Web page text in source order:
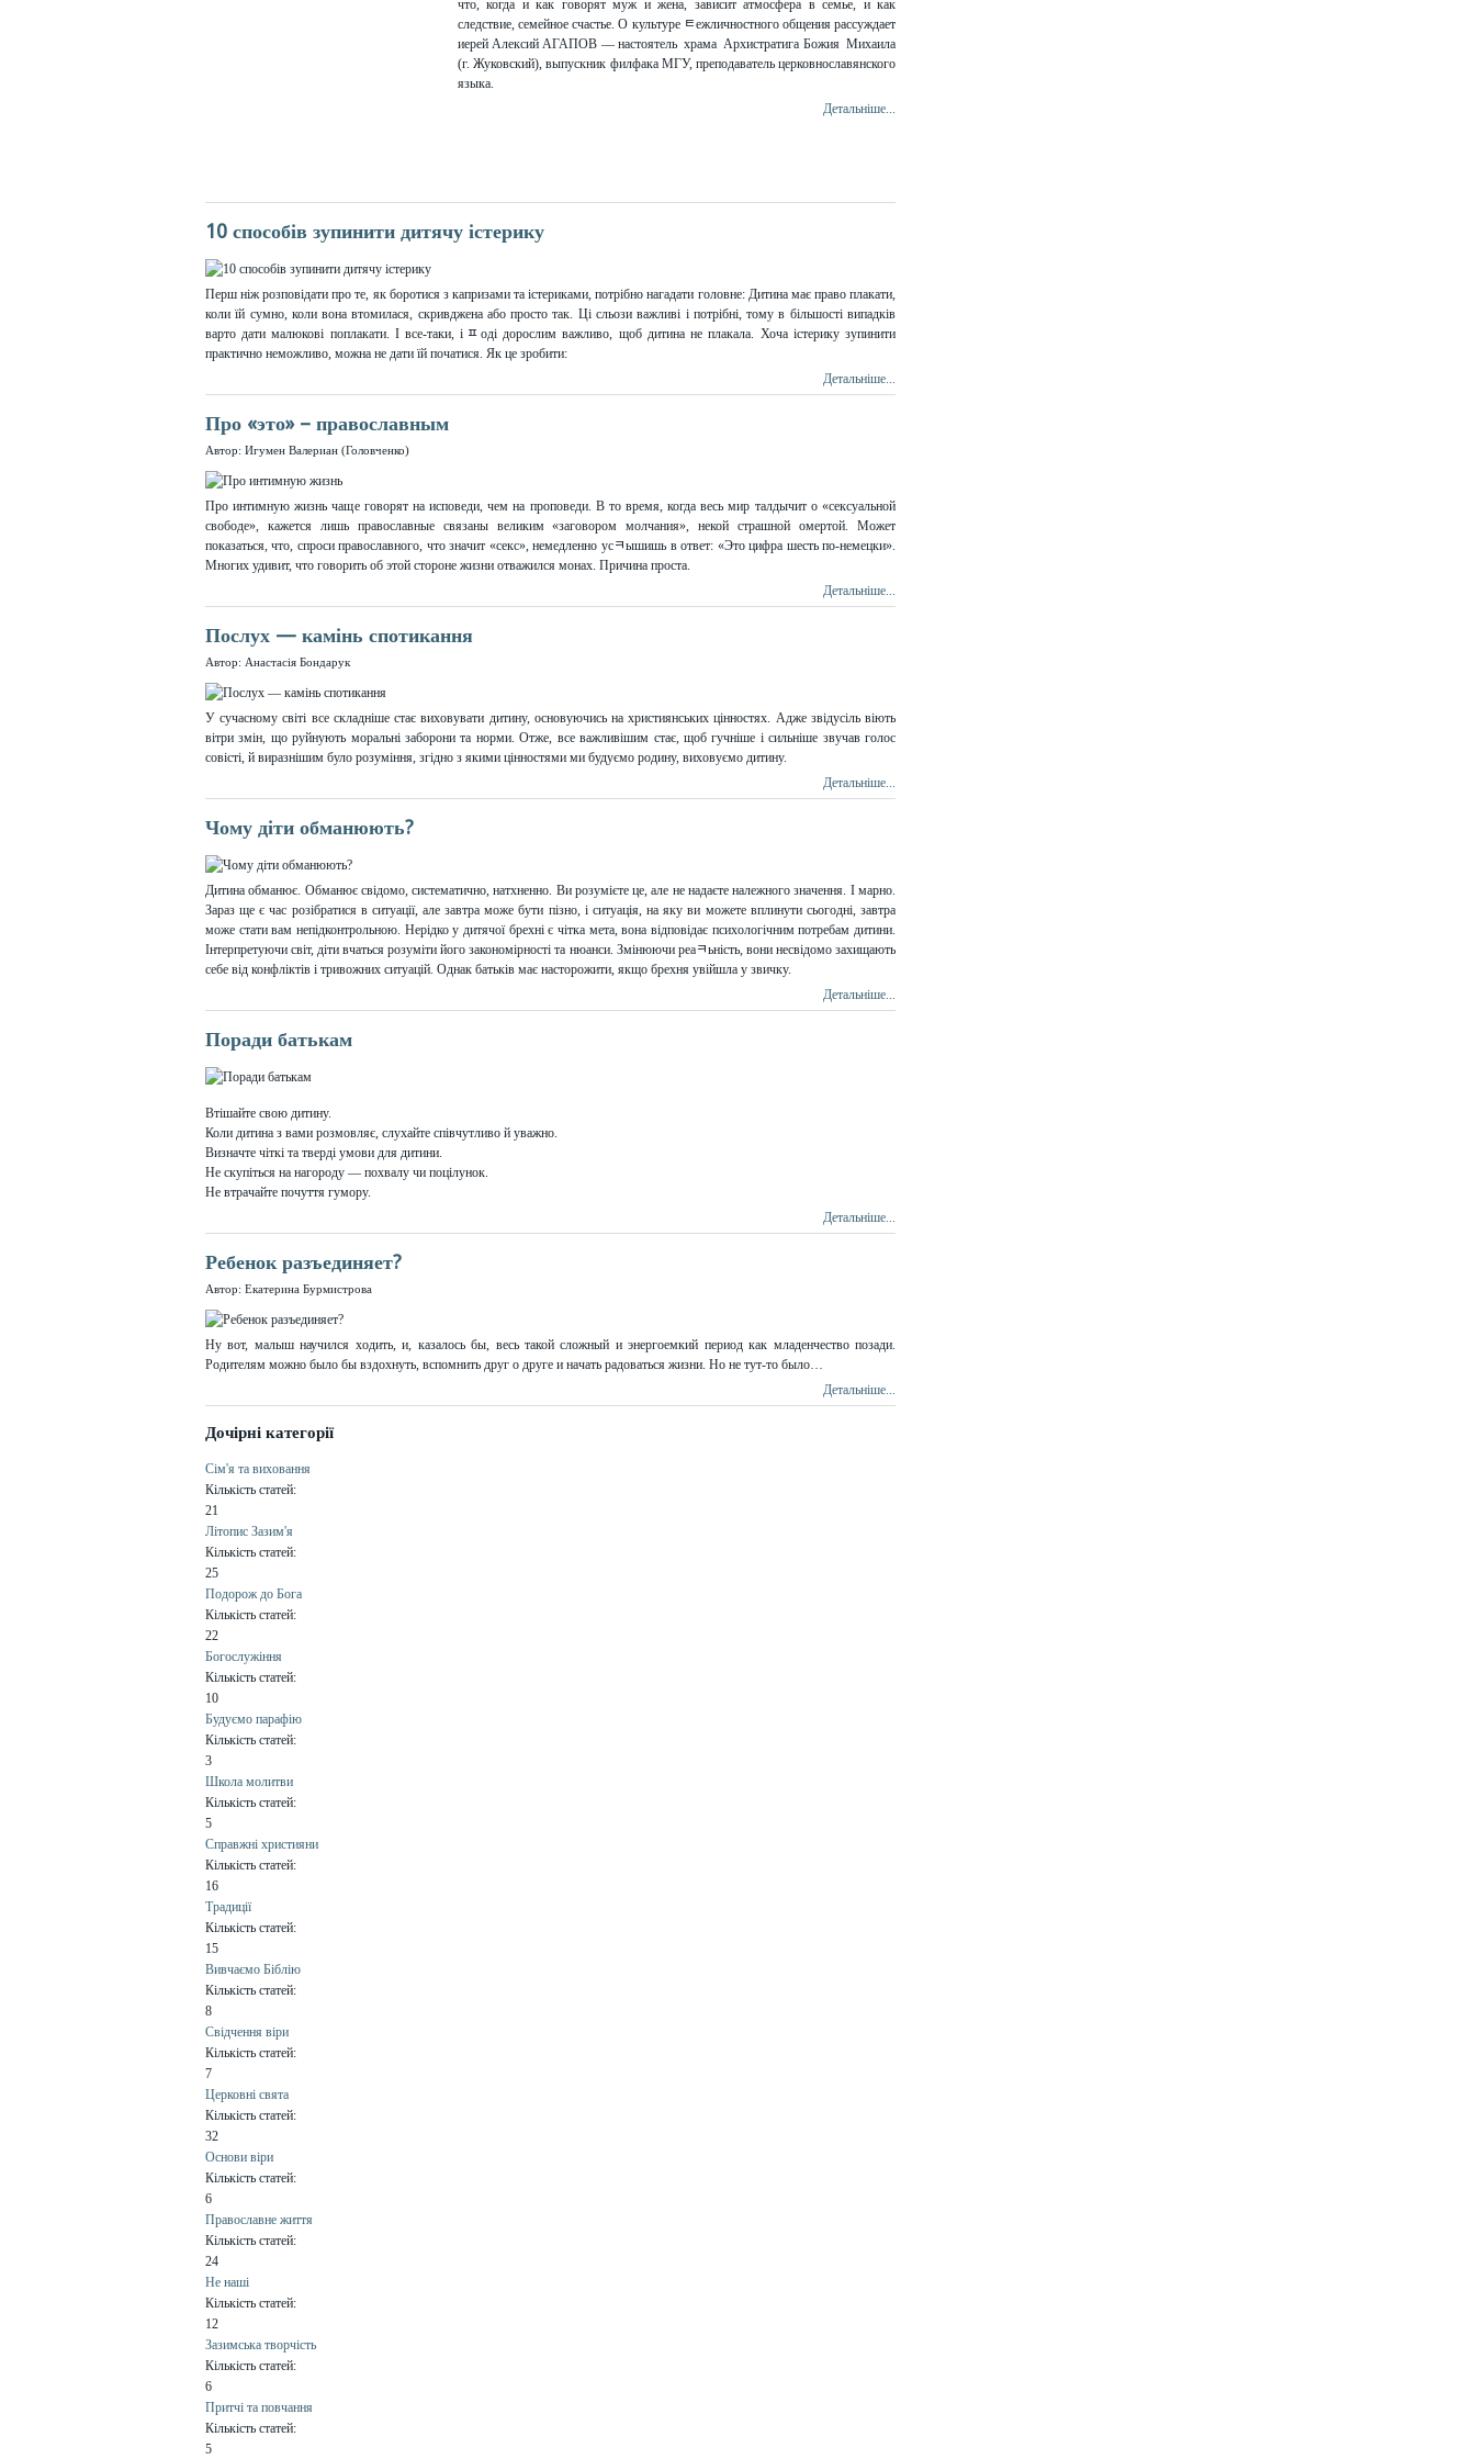
что, когда и как говорят муж и жена, зависит атмосфера в семье, и как
следствие, семейное счастье. О культуре ﾼежличностного общения рассуждает
иерей Алексий АГАПОВ — настоятель храма Архистратига Божия Михаила
(г. Жуковский), выпускник филфака МГУ, преподаватель церковнославянского
языка.
Детальніше...
10 способів зупинити дитячу істерику
Перш ніж розповідати про те, як боротися з капризами та істериками, потрібно нагадати головне: Дитина має право плакати,
коли їй сумно, коли вона втомилася, скривджена або просто так. Ці сльози важливі і потрібні, тому в більшості випадків
варто дати малюкові поплакати. І все-таки, іﾽоді дорослим важливо, щоб дитина не плакала. Хоча істерику зупинити
практично неможливо, можна не дати їй початися. Як це зробити:
Детальніше...
Про «это» – православным
Автор: Игумен Валериан (Головченко)
Про интимную жизнь чаще говорят на исповеди, чем на проповеди. В то время, когда весь мир талдычит о «сексуальной
свободе», кажется лишь православные связаны великим «заговором молчания», некой страшной омертой. Может
показаться, что, спроси православного, что значит «секс», немедленно усﾻышишь в ответ: «Это цифра шесть по-немецки».
Многих удивит, что говорить об этой стороне жизни отважился монах. Причина проста.
Детальніше...
Послух — камінь спотикання
Автор: Анастасія Бондарук
У сучасному світі все складніше стає виховувати дитину, основуючись на християнських цінностях. Адже звідусіль віють
вітри змін, що руйнують моральні заборони та норми. Отже, все важливішим стає, щоб гучніше і сильніше звучав голос
совісті, й виразнішим було розуміння, згідно з якими цінностями ми будуємо родину, виховуємо дитину.
Детальніше...
Чому діти обманюють?
Дитина обманює. Обманює свідомо, систематично, натхненно. Ви розумієте це, але не надаєте належного значення. І марно.
Зараз ще є час розібратися в ситуації, але завтра може бути пізно, і ситуація, на яку ви можете вплинути сьогодні, завтра
може стати вам непідконтрольною. Нерідко у дитячої брехні є чітка мета, вона відповідає психологічним потребам дитини.
Інтерпретуючи світ, діти вчаться розуміти його закономірності та нюанси. Змінюючи реаﾻьність, вони несвідомо захищають
себе від конфліктів і тривожних ситуацій. Однак батьків має насторожити, якщо брехня увійшла у звичку.
Детальніше...
Поради батькам
Втішайте свою дитину.
Коли дитина з вами розмовляє, слухайте співчутливо й уважно.
Визначте чіткі та тверді умови для дитини.
Не скупіться на нагороду — похвалу чи поцілунок.
Не втрачайте почуття гумору.
Детальніше...
Ребенок разъединяет?
Автор: Екатерина Бурмистрова
Ну вот, малыш научился ходить, и, казалось бы, весь такой сложный и энергоемкий период как младенчество позади.
Родителям можно было бы вздохнуть, вспомнить друг о друге и начать радоваться жизни. Но не тут-то было…
Детальніше...
Дочірні категорії
Сім'я та виховання
Кількість статей:
21
Літопис Зазим'я
Кількість статей:
25
Подорож до Бога
Кількість статей:
22
Богослужіння
Кількість статей:
10
Будуємо парафію
Кількість статей:
3
Школа молитви
Кількість статей:
5
Справжні християни
Кількість статей:
16
Традиції
Кількість статей:
15
Вивчаємо Біблію
Кількість статей:
8
Свідчення віри
Кількість статей:
7
Церковні свята
Кількість статей:
32
Основи віри
Кількість статей:
6
Православне життя
Кількість статей:
24
Не наші
Кількість статей:
12
Зазимська творчість
Кількість статей:
6
Притчі та повчання
Кількість статей:
5